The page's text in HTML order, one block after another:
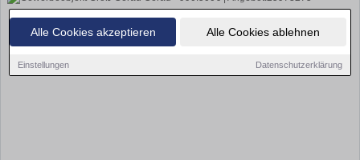
Alle Cookies akzeptieren Alle Cookies ablehnen
Einstellungen Datenschutzerklärung